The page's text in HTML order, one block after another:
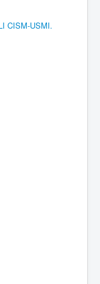
CISM-USMI.